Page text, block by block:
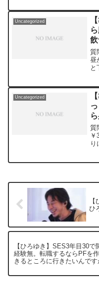
Uncategorized
質
昼
と
Uncategorized
質
り
し
ド
て
を
ひ
【ひろゆき】SES3年目30で
経験無。転職するならPFを
きるところに行きたいんです
ろゆき切り抜き 20250109